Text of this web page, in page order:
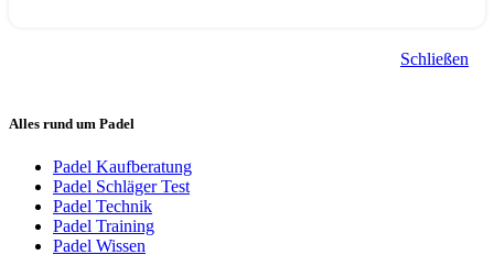
Schließen
Alles rund um Padel
Padel Kaufberatung
Padel Schläger Test
Padel Technik
Padel Training
Padel Wissen